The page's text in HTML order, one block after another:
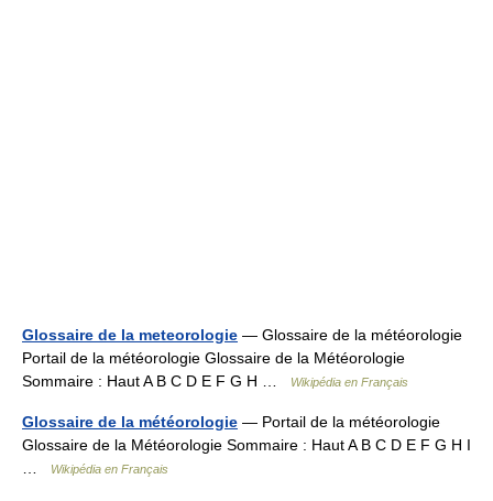
Glossaire de la meteorologie — Glossaire de la météorologie
Portail de la météorologie Glossaire de la Météorologie
Sommaire : Haut A B C D E F G H …
Wikipédia en Français
Glossaire de la météorologie — Portail de la météorologie
Glossaire de la Météorologie Sommaire : Haut A B C D E F G H I
Wikipédia en Français